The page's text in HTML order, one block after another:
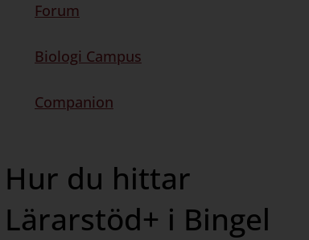
Forum
Biologi Campus
Companion
Hur du hittar
Lärarstöd+ i Bingel